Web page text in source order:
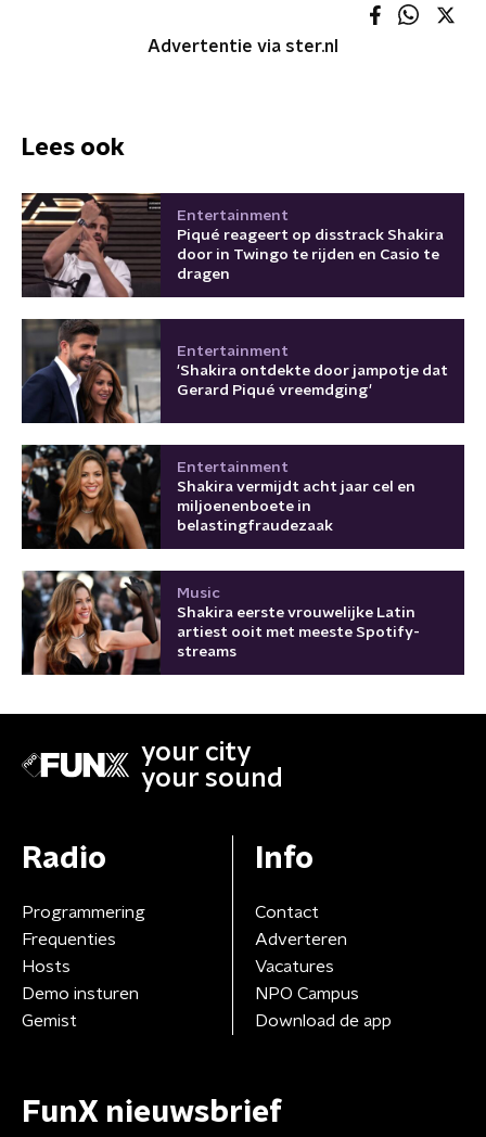
Advertentie via ster.nl
Lees ook
Entertainment
Piqué reageert op disstrack Shakira
door in Twingo te rijden en Casio te
dragen
Entertainment
'Shakira ontdekte door jampotje dat
Gerard Piqué vreemdging'
Entertainment
Shakira vermijdt acht jaar cel en
miljoenenboete in
belastingfraudezaak
Music
Shakira eerste vrouwelijke Latin
artiest ooit met meeste Spotify-
streams
your city
your sound
Radio
Programmering
Frequenties
Hosts
Demo insturen
Gemist
Info
Contact
Adverteren
Vacatures
NPO Campus
Download de app
FunX nieuwsbrief